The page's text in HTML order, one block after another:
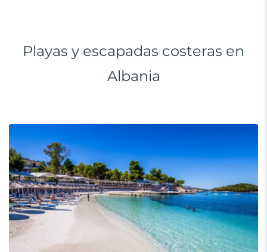
Playas y escapadas costeras en
Albania